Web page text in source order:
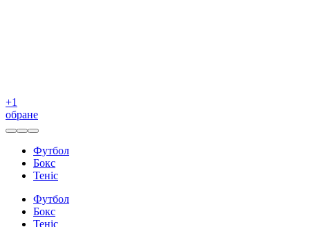
+1
обране
Футбол
Бокс
Теніс
Футбол
Бокс
Теніс